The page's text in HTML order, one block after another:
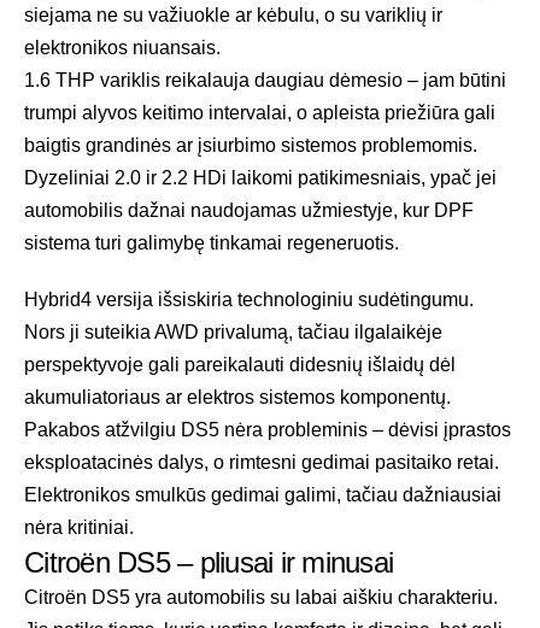
siejama ne su važiuokle ar kėbulu, o su variklių ir
elektronikos niuansais.
1.6 THP variklis reikalauja daugiau dėmesio – jam būtini
trumpi alyvos keitimo intervalai, o apleista priežiūra gali
baigtis grandinės ar įsiurbimo sistemos problemomis.
Dyzeliniai 2.0 ir 2.2 HDi laikomi patikimesniais, ypač jei
automobilis dažnai naudojamas užmiestyje, kur DPF
sistema turi galimybę tinkamai regeneruotis.
Hybrid4 versija išsiskiria technologiniu sudėtingumu.
Nors ji suteikia AWD privalumą, tačiau ilgalaikėje
perspektyvoje gali pareikalauti didesnių išlaidų dėl
akumuliatoriaus ar elektros sistemos komponentų.
Pakabos atžvilgiu DS5 nėra probleminis – dėvisi įprastos
eksploatacinės dalys, o rimtesni gedimai pasitaiko retai.
Elektronikos smulkūs gedimai galimi, tačiau dažniausiai
nėra kritiniai.
Citroën DS5 – pliusai ir minusai
Citroën DS5 yra automobilis su labai aiškiu charakteriu.